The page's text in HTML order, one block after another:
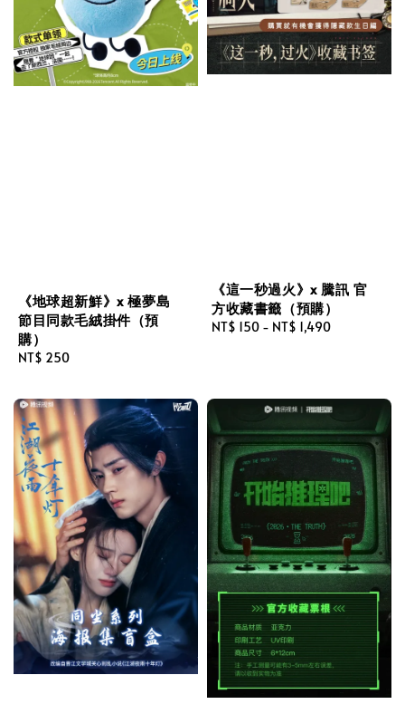
《地球超新鮮》x 極夢島
節目同款毛絨掛件（預
購）
Regular
NT$ 250
《這一秒過火》x 騰訊 官
方收藏書籤（預購）
Regular
NT$ 150 - NT$ 1,490